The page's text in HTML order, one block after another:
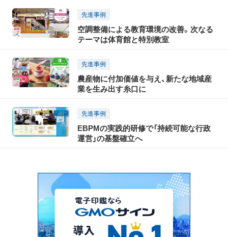
先進事例
空調整備による教育環境の改善。次なる
テーマは体育館と特別教室
先進事例
農産物に付加価値を与え、新たな地域産
業を生み出す糸口に
先進事例
EBPMの実践的研修で「持続可能な行政
運営」の基盤確立へ